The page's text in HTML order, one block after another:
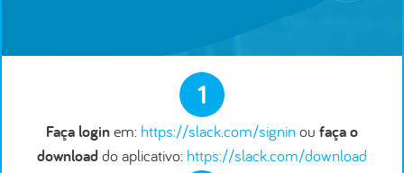
1
Faça loginem: https://slack.com/signin ou faça o
download do aplicativo: https://slack.com/download